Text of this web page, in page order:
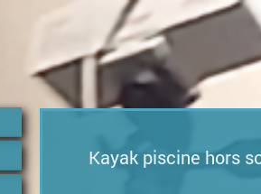
Kayak piscine hors